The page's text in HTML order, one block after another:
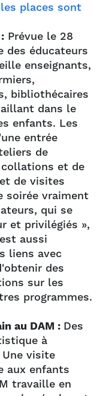
places sont
Prévue le 28
des éducateurs
enseignants,
bibliothécaires
dans le
enfants. Les
entrée
de
et de
de visites
soirée vraiment
qui se
et privilégiés »,
aussi
liens avec
des
sur les
programmes.
au DAM : Des
à
visite
aux enfants
travaille en